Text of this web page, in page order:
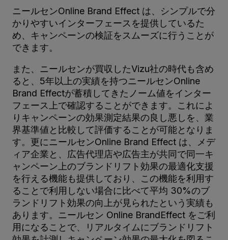
ニールセンOnline Brand Effect は、シンプルで分
かりやすいインターフェースを提供しているた
め、キャンペーンの検証をスムーズに行うことが
できます。
また、ニールセンが買収したVizu社の時代も含め
ると、5年以上の実績を持つニールセンOnline
Brand Effectが蓄積してきたノーム値をインター
フェース上で確認することができます。これによ
りキャンペーンの効果測定結果の良し悪しを、業
界基準値と比較して評価することが可能となりま
す。更にニールセンOnline Brand Effect は、メデ
ィア企業と、広告代理店や広告主が共同で同一キ
ャンペーン上のブランドリフト効果の最適化支援
を行える機能も提供しており、この機能を利用す
ることで利用しない場合に比べて平均 30%のブ
ランドリフト効果の向上が見られたという実績も
あります。ニールセン Online BrandEffect をご利
用になることで、リアルタイムにブランドリフト